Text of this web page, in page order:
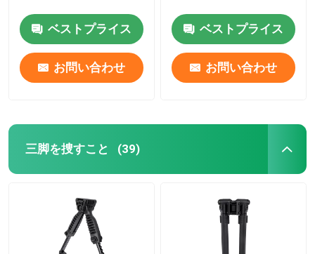
ベストプライス
お問い合わせ
ベストプライス
お問い合わせ
三脚を捜すこと (39)